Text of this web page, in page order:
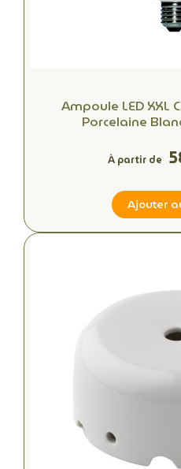
Ampoule LED XXL
Porcelaine
À partir de
Ajouter